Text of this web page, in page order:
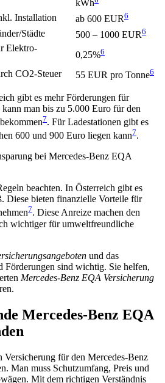
kWh
Installation ab 600 EUR6
Städte 500 – 1000 EUR6
Elektro-
0,25%6
CO2-Steuer 55 EUR pro Tonne6
gibt es mehr Förderungen für
man bis zu 5.000 Euro für den
7. Für Ladestationen gibt es
600 und 900 Euro liegen kann7.
beachten. In Österreich gibt es
Diese bieten finanzielle Vorteile für
7. Diese Anreize machen den
wichtiger für umweltfreundliche
und das
Förderungen sind wichtig. Sie helfen,
Mercedes-Benz EQA Versicherung
Mercedes-Benz EQA
Versicherung für den Mercedes-Benz
Man muss Schutzumfang, Preis und
Mit dem richtigen Verständnis